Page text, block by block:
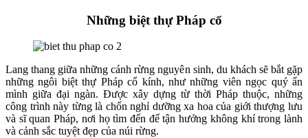
Những biệt thự Pháp cổ
Lang thang giữa những cánh rừng nguyên sinh, du khách sẽ bắt gặp
những ngôi biệt thự Pháp cổ kính, như những viên ngọc quý ẩn
mình giữa đại ngàn. Được xây dựng từ thời Pháp thuộc, những
công trình này từng là chốn nghỉ dưỡng xa hoa của giới thượng lưu
và sĩ quan Pháp, nơi họ tìm đến để tận hưởng không khí trong lành
và cảnh sắc tuyệt đẹp của núi rừng.